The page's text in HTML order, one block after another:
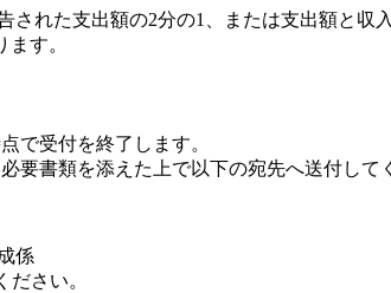
された支出額の2分の1、または支出額と
す。
で受付を終了します。
要書類を添えた上で以下の宛先へ送付して
係
ださい。